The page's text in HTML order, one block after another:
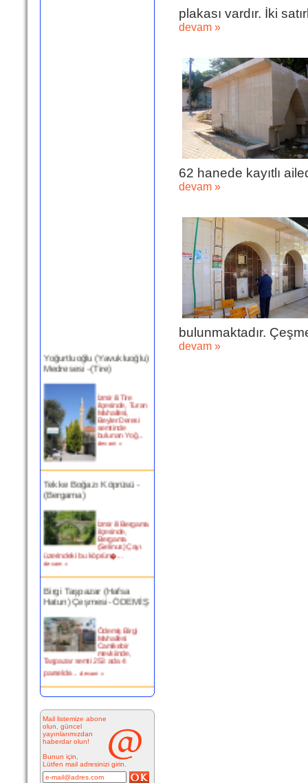
Medresesi -(Tire)
ilçesinde, Turan
Mahallesi,
Beyler Deresi
semtinde
bulunan Yoğ...
devam »
(Bergama)
ilçesinde,
Bergama
(Selinus) Çayı
üzerindeki bu köprün�...
devam »
Hatun) Çeşmesi- ÖDEMİŞ
Mahallesi
Camikebir
mevkiinde,
Taşpazar semti 253 ada 4
parselde... devam »
Resimde
görülen çeşme
İnkilap Caddesi
üzerinde yer
alan çarşı
bitiminde...
devam »
Mail listemize abone
olun, güncel
yayınlarımızdan
haberdar olun!
Bunun için,
Lütfen mail adresinizi girin.
plakası vardır. İki
devam »
62 hanede kayıtlı
devam »
bulunmaktadır.
devam »